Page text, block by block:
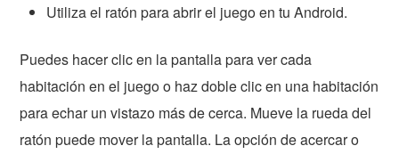
Utiliza el ratón para abrir el juego en tu Android.
Puedes hacer clic en la pantalla para ver cada
habitación en el juego o haz doble clic en una habitación
para echar un vistazo más de cerca. Mueve la rueda del
ratón puede mover la pantalla. La opción de acercar o